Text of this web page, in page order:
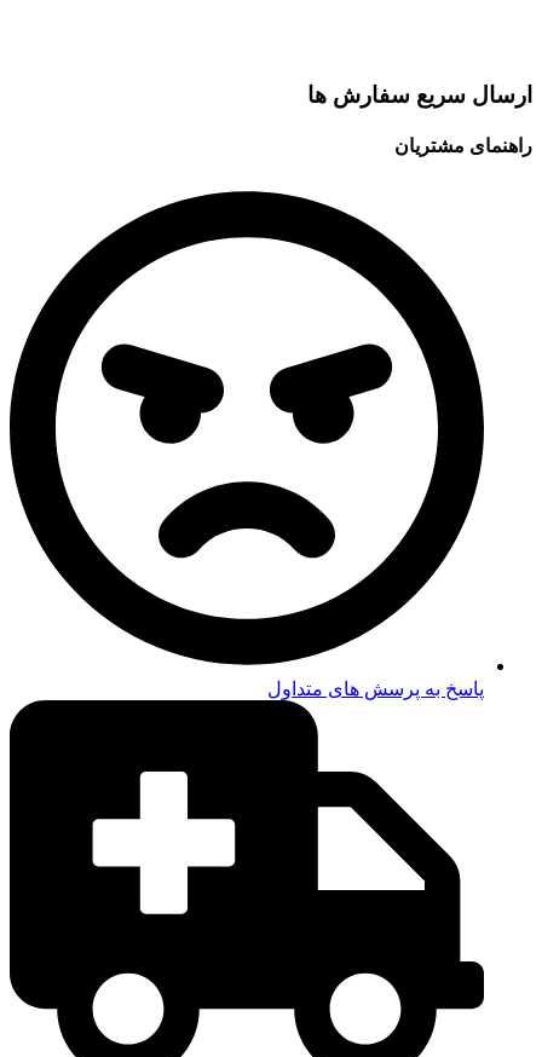
ارسال سریع سفارش ها
راهنمای مشتریان
پاسخ به پرسش های متداول